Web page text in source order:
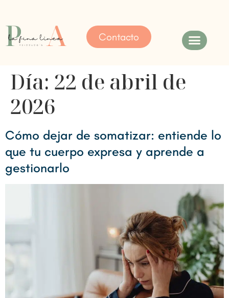
Contacto
Día: 22 de abril de
2026
Cómo dejar de somatizar: entiende lo
que tu cuerpo expresa y aprende a
gestionarlo